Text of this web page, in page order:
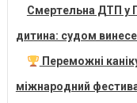
Смертельна ДТП у
дитина: судом
Переможні
міжнародний